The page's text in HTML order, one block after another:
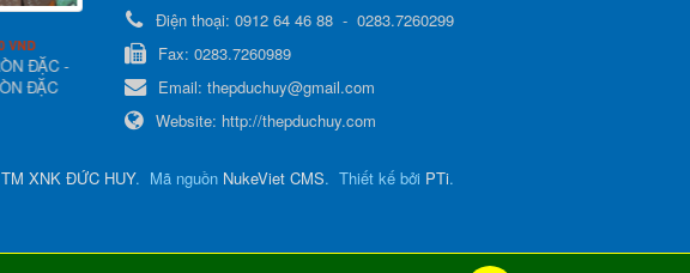
VND
ĐẶC -
ĐẶC
20.500 VND
QUY CÁCH THÉP
HỘP VUÔNG (Dày)
NÓNG
Điện thoại: 0912 64 46 88 - 0283.7260299
Fax: 0283.7260989
Email: thepduchuy@gmail.com
Website: http://thepduchuy.com
XNK ĐỨC HUY. Mã nguồn NukeViet CMS. Thiết kế bởi PTi.